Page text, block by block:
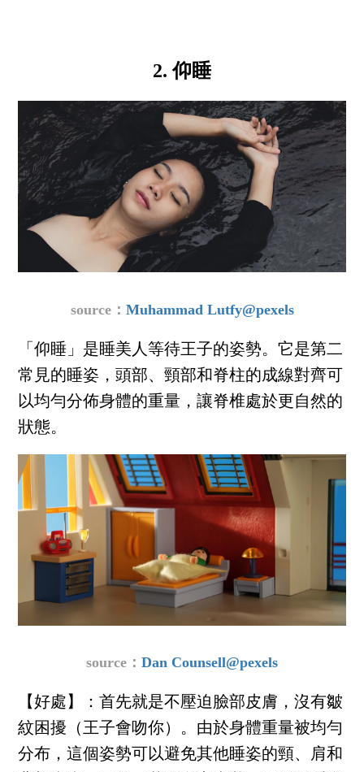
2. 仰睡
source： Muhammad Lutfy@pexels
「仰睡」是睡美人等待王子的姿勢。它是第二
常見的睡姿，頭部、頸部和脊柱的成線對齊可
以均勻分佈身體的重量，讓脊椎處於更自然的
狀態。
source： Dan Counsell@pexels
【好處】：首先就是不壓迫臉部皮膚，沒有皺
紋困擾（王子會吻你）。由於身體重量被均勻
分布，這個姿勢可以避免其他睡姿的頸、肩和